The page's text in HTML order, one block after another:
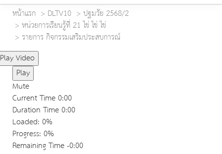
หน้าแรก DLTV10
ปฐมวัย 2568/2
หน่วยการเรียนรู้ที่ 21 ไข่ ไข่ ไข่
รายการ กิจกรรมเสริมประสบการณ์
Play Video
Play
Mute
Current Time0:00
Duration Time0:00
Loaded: 0%
Progress: 0%
Remaining Time-0:00